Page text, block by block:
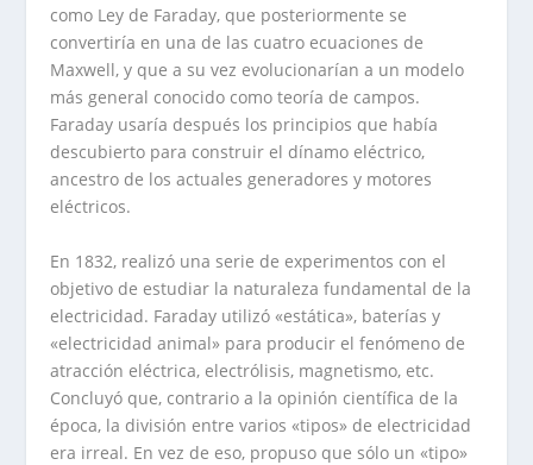
como Ley de Faraday, que posteriormente se
convertiría en una de las cuatro ecuaciones de
Maxwell, y que a su vez evolucionarían a un modelo
más general conocido como teoría de campos.
Faraday usaría después los principios que había
descubierto para construir el dínamo eléctrico,
ancestro de los actuales generadores y motores
eléctricos.
En 1832, realizó una serie de experimentos con el
objetivo de estudiar la naturaleza fundamental de la
electricidad. Faraday utilizó «estática», baterías y
«electricidad animal» para producir el fenómeno de
atracción eléctrica, electrólisis, magnetismo, etc.
Concluyó que, contrario a la opinión científica de la
época, la división entre varios «tipos» de electricidad
era irreal. En vez de eso, propuso que sólo un «tipo»